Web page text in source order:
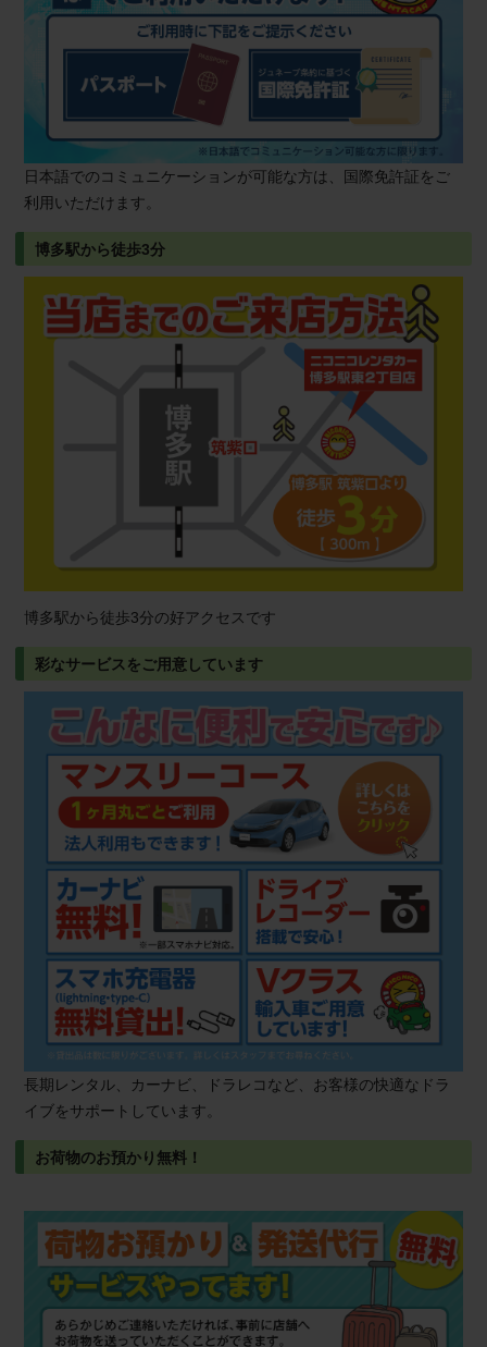
日本語でのコミュニケーションが可能な方は、国際免許証をご
利用いただけます。
博多駅から徒歩3分
博多駅から徒歩3分の好アクセスです
彩なサービスをご用意しています
長期レンタル、カーナビ、ドラレコなど、お客様の快適なドラ
イブをサポートしています。
お荷物のお預かり無料！